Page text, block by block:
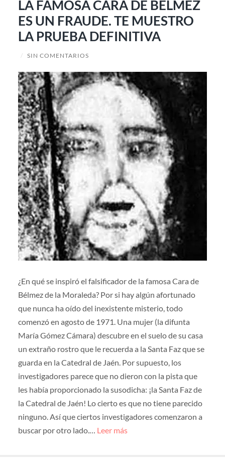
LA FAMOSA CARA DE BÉLMEZ
ES UN FRAUDE. TE MUESTRO
LA PRUEBA DEFINITIVA
/ SIN COMENTARIOS
¿En qué se inspiró el falsificador de la famosa Cara de
Bélmez de la Moraleda? Por si hay algún afortunado
que nunca ha oído del inexistente misterio, todo
comenzó en agosto de 1971. Una mujer (la difunta
María Gómez Cámara) descubre en el suelo de su casa
un extraño rostro que le recuerda a la Santa Faz que se
guarda en la Catedral de Jaén. Por supuesto, los
investigadores parece que no dieron con la pista que
les había proporcionado la susodicha: ¡la Santa Faz de
la Catedral de Jaén! Lo cierto es que no tiene parecido
ninguno. Así que ciertos investigadores comenzaron a
buscar por otro lado.… Leer más